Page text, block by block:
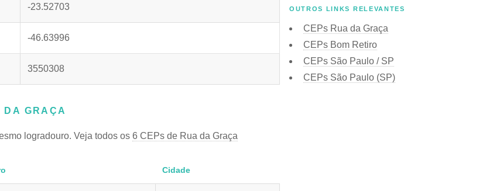
-23.52703
-46.63996
3550308
DA GRAÇA
logradouro. Veja todos os 6 CEPs de Rua da Graça
Cidade
OUTROS LINKS RELEVANTES
CEPs Rua da Graça
CEPs Bom Retiro
CEPs São Paulo / SP
CEPs São Paulo (SP)